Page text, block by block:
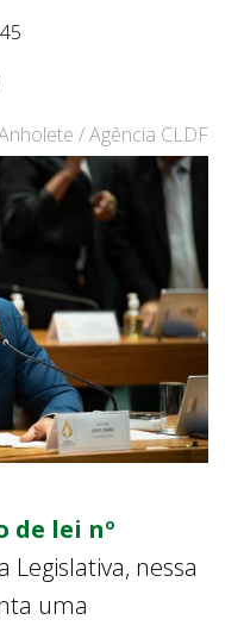
/ Agência CLDF
de lei nº
Legislativa, nessa
uma